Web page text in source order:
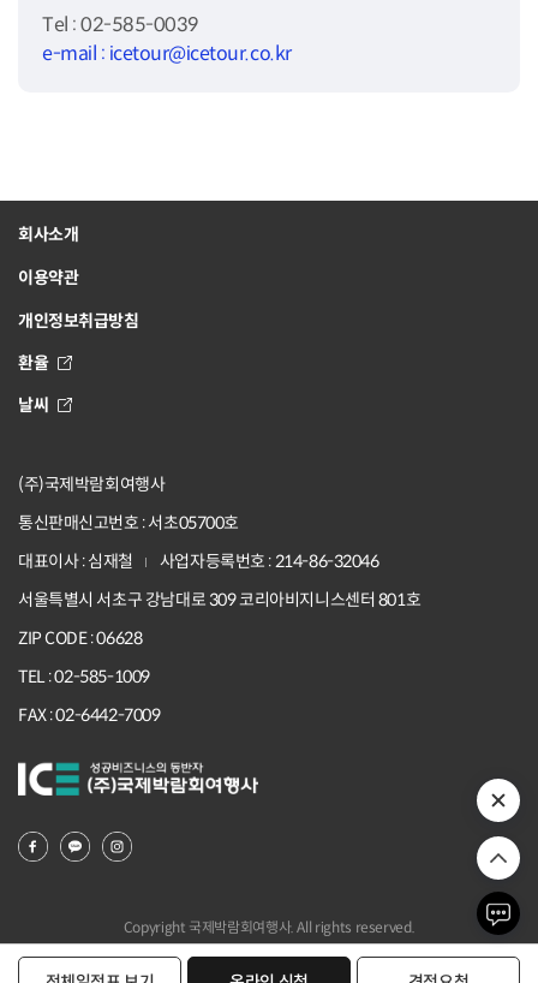
Tel : 02-585-0039
e-mail : icetour@icetour.co.kr
회사소개
이용약관
개인정보취급방침
환율
날씨
(주)국제박람회여행사
통신판매신고번호 : 서초05700호
대표이사 : 심재철
사업자등록번호 : 214-86-32046
서울특별시 서초구 강남대로 309 코리아비지니스센터 801호
ZIP CODE : 06628
TEL : 02-585-1009
FAX : 02-6442-7009
Copyright 국제박람회여행사. All rights reserved.